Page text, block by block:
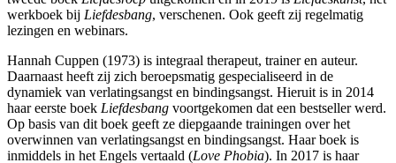
werkboek bij Liefdesbang, verschenen. Ook geeft zij regelmatig
lezingen en webinars.
Hannah Cuppen (1973) is integraal therapeut, trainer en auteur.
Daarnaast heeft zij zich beroepsmatig gespecialiseerd in de
dynamiek van verlatingsangst en bindingsangst. Hieruit is in 2014
haar eerste boek Liefdesbang voortgekomen dat een bestseller werd.
Op basis van dit boek geeft ze diepgaande trainingen over het
overwinnen van verlatingsangst en bindingsangst. Haar boek is
inmiddels in het Engels vertaald (Love Phobia). In 2017 is haar